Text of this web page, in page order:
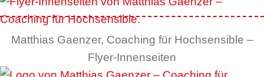
Matthias Gaenzer, Coaching für Hochsensible –
Flyer-Innenseiten